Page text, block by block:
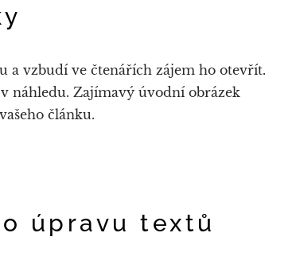
a vzbudí ve čtenářích zájem ho otevřít.
náhledu. Zajímavý úvodní obrázek
článku.
úpravu textů